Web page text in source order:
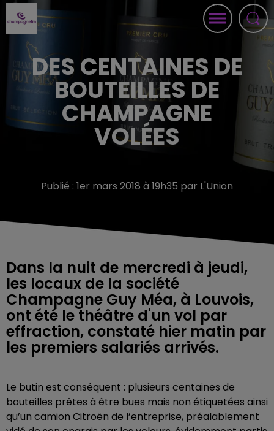
DES CENTAINES DE
BOUTEILLES DE
CHAMPAGNE
VOLÉES
Publié : 1er mars 2018 à 19h35 par L'Union
Dans la nuit de mercredi à jeudi,
les locaux de la société
Champagne Guy Méa, à Louvois,
ont été le théâtre d'un vol par
effraction, constaté hier matin par
les premiers salariés arrivés.
Le butin est conséquent : plusieurs centaines de
bouteilles prêtes à être bues mais non étiquetées ainsi
qu’un camion Citroën de l’entreprise, préalablement